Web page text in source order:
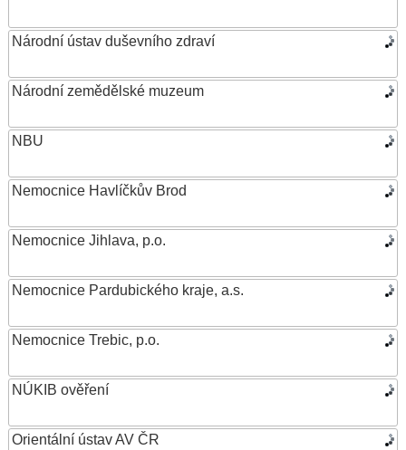
Národní ústav duševního zdraví
Národní zemědělské muzeum
NBU
Nemocnice Havlíčkův Brod
Nemocnice Jihlava, p.o.
Nemocnice Pardubického kraje, a.s.
Nemocnice Trebic, p.o.
NÚKIB ověření
Orientální ústav AV ČR